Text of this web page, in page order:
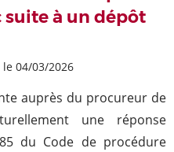
à un dépôt
04/03/2026
auprès du procureur de
une réponse
du Code de procédure